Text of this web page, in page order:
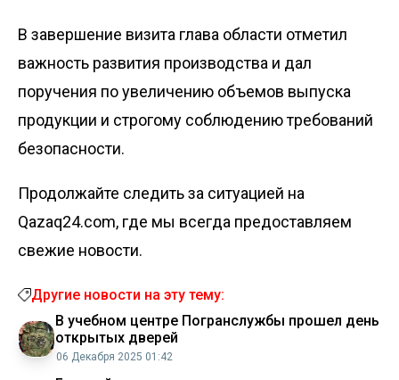
В завершение визита глава области отметил
важность развития производства и дал
поручения по увеличению объемов выпуска
продукции и строгому соблюдению требований
безопасности.
Продолжайте следить за ситуацией на
Qazaq24.com, где мы всегда предоставляем
свежие новости.
Другие новости на эту тему:
В учебном центре Погранслужбы прошел день
открытых дверей
06 Декабря 2025 01:42